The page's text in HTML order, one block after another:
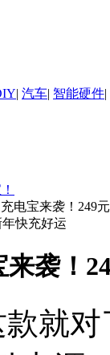
| 汽车| 智能硬件|
电宝来袭！249
袭！
就